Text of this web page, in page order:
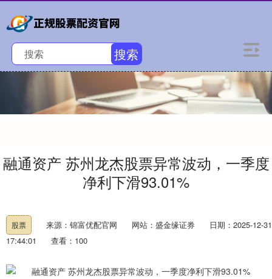
搜索
融通资产 苏州龙杰股票异常波动，一季度
净利下滑93.01%
股票 来源：锦富优配官网 网站：盛金缘证券
日期：2025-12-31
17:44:01
查看：100